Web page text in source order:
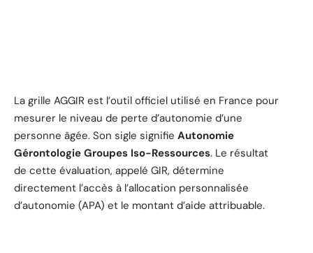
La grille AGGIR est l’outil officiel utilisé en France pour
mesurer le niveau de perte d’autonomie d’une
personne âgée. Son sigle signifie Autonomie
Gérontologie Groupes Iso-Ressources. Le résultat
de cette évaluation, appelé GIR, détermine
directement l’accès à l’allocation personnalisée
d’autonomie (APA) et le montant d’aide attribuable.